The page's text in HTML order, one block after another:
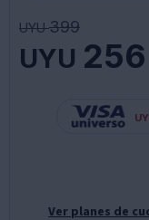
UYU 256
UYU 399
Ver planes de